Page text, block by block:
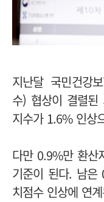
지난달 국민건강
수) 협상이 결렬
지수가 1.6% 인상
다만 0.9%만 환산
기준이 된다. 남
치점수 인상에 연